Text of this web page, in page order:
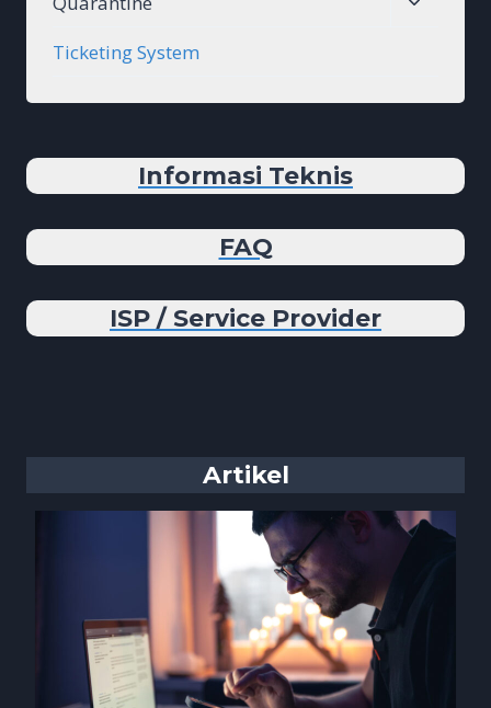
Ticketing System
Informasi Teknis
FAQ
ISP / Service Provider
Artikel